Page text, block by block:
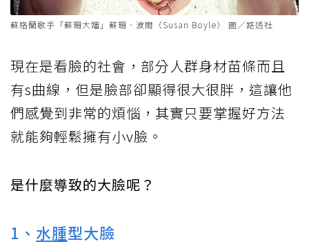
蘇格蘭歌手「蘇珊大嬸」蘇珊．波爾（Susan Boyle） 圖／路透社
現在是看臉的社會，部分人群身材苗條而且
有s曲線，但是臉部卻顯得很大很胖，這讓他
們感覺到非常的煩惱，其實只要掌握好方法
就能夠輕鬆擁有小v臉。
是什麼導致的大臉呢？
1、 水腫型大臉